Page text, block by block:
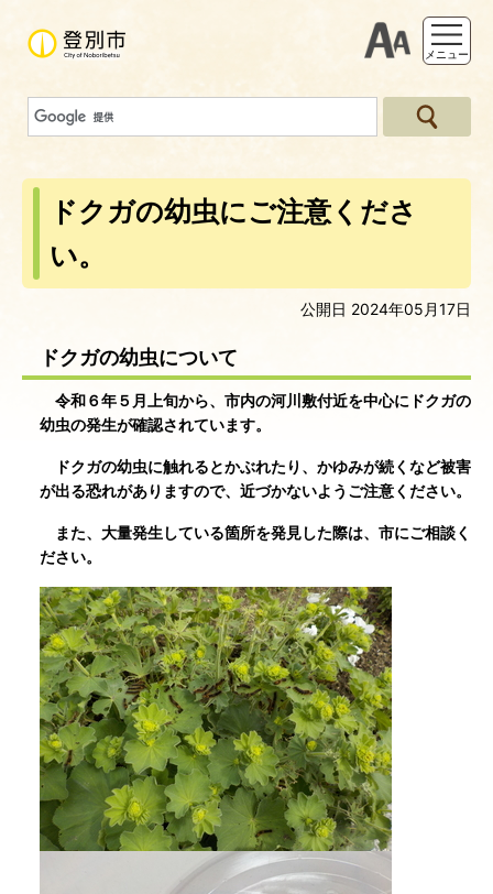
支援ツー
メニュー
ドクガの幼虫にご注意くださ
い。
公開日 2024年05月17日
ドクガの幼虫について
令和６年５月上旬から、市内の河川敷付近を中心にドクガの
幼虫の発生が確認されています。
ドクガの幼虫に触れるとかぶれたり、かゆみが続くなど被害
が出る恐れがありますので、近づかないようご注意ください。
また、大量発生している箇所を発見した際は、市にご相談く
ださい。